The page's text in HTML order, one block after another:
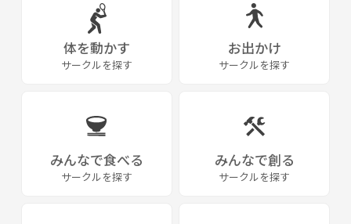
体を動かす
サークルを探す
お出かけ
サークルを探す
みんなで食べる
サークルを探す
みんなで創る
サークルを探す